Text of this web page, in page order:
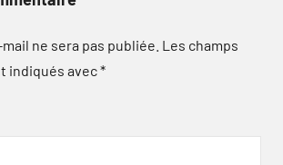
ne sera pas publiée. Les champs
indiqués avec*